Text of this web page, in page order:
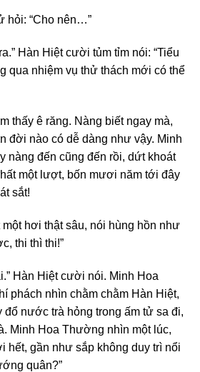
hỏi: “Cho nên…”
Hàn Hiệt cười tủm tỉm nói: “Tiểu
qua nhiệm vụ thử thách mới có thể
thấy ê răng. Nàng biết ngay mà,
đời nào có dễ dàng như vậy. Minh
nàng đến cũng đến rồi, dứt khoát
một lượt, bốn mươi năm tới đây
sắt!
hơi thật sâu, nói hùng hồn như
thi thì thi!”
Hàn Hiệt cười nói. Minh Hoa
phách nhìn chằm chằm Hàn Hiệt,
đổ nước trà hỏng trong ấm tử sa đi,
Minh Hoa Thường nhìn một lúc,
hết, gần như sắp không duy trì nổi
quân?”